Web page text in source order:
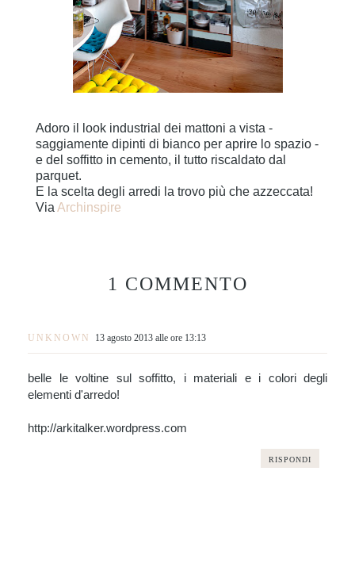
Adoro il look industrial dei mattoni a vista -
saggiamente dipinti di bianco per aprire lo spazio -
e del soffitto in cemento, il tutto riscaldato dal
parquet.
E la scelta degli arredi la trovo più che azzeccata!
Via Archinspire
1 COMMENTO
UNKNOWN 13 agosto 2013 alle ore 13:13
belle le voltine sul soffitto, i materiali e i colori degli
elementi d'arredo!
http://arkitalker.wordpress.com
RISPONDI